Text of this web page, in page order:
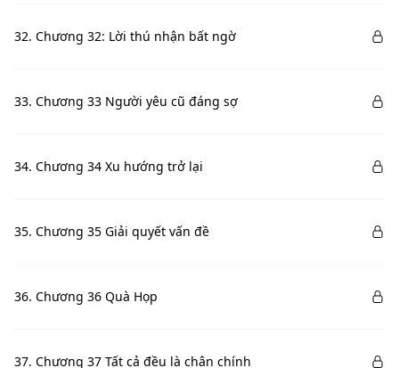
32. Chương 32: Lời thú nhận bất ngờ
33. Chương 33 Người yêu cũ đáng sợ
34. Chương 34 Xu hướng trở lại
35. Chương 35 Giải quyết vấn đề
36. Chương 36 Quà Họp
37. Chương 37 Tất cả đều là chân chính